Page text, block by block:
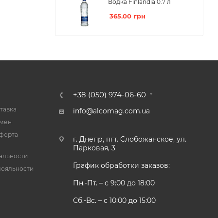
Водка Finlandia 0.7 л
365.00 грн
+38 (050) 974-06-60
info@alcomag.com.ua
г. Днепр, пгт. Слобожанское, ул.
Парковая, 3
График обработки заказов:
Пн.-Пт. – с 9:00 до 18:00
Сб.-Вс. – с 10:00 до 15:00